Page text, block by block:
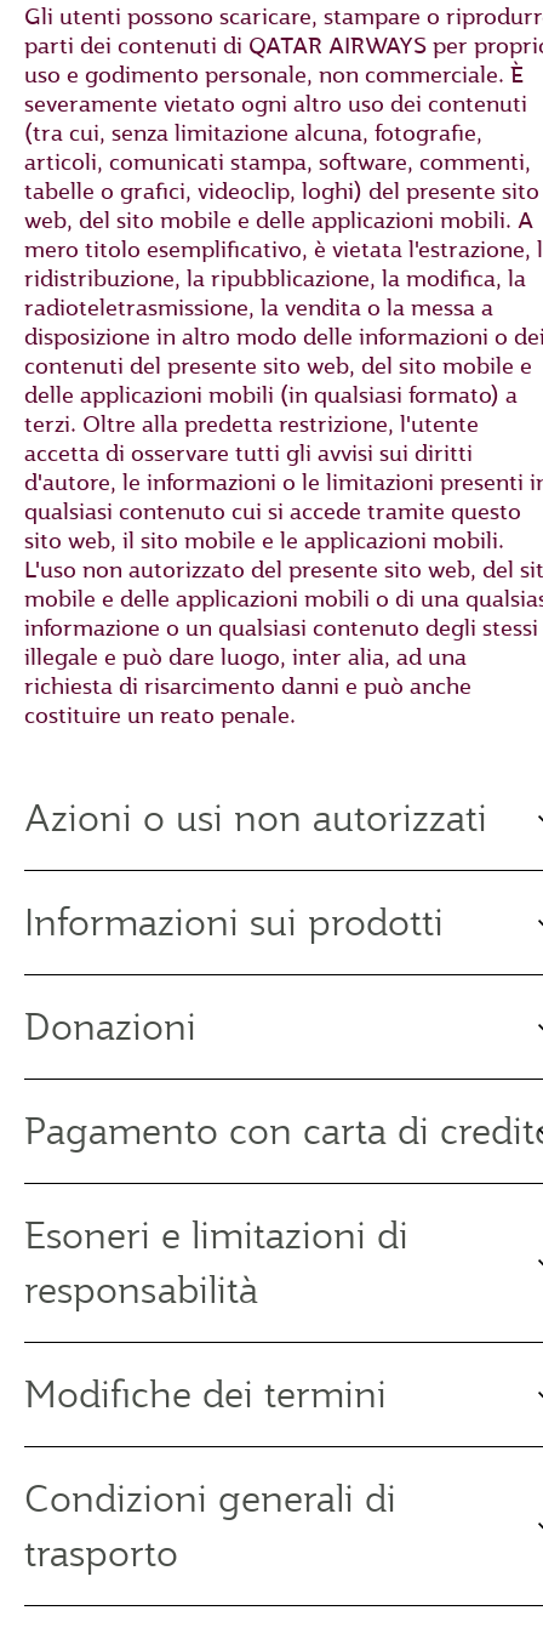
Gli utenti possono scaricare, stampare o
parti dei contenuti di QATAR AIRWAYS per
uso e godimento personale, non commerciale. È
severamente vietato ogni altro uso dei contenuti
(tra cui, senza limitazione alcuna, fotografie,
articoli, comunicati stampa, software, commenti,
tabelle o grafici, videoclip, loghi) del presente sito
web, del sito mobile e delle applicazioni mobili. A
mero titolo esemplificativo, è vietata l'estrazione,
ridistribuzione, la ripubblicazione, la modifica, la
radioteletrasmissione, la vendita o la messa a
disposizione in altro modo delle informazioni o
contenuti del presente sito web, del sito mobile e
delle applicazioni mobili (in qualsiasi formato) a
terzi. Oltre alla predetta restrizione, l'utente
accetta di osservare tutti gli avvisi sui diritti
d'autore, le informazioni o le limitazioni presenti
qualsiasi contenuto cui si accede tramite questo
sito web, il sito mobile e le applicazioni mobili.
L'uso non autorizzato del presente sito web, del
mobile e delle applicazioni mobili o di una
informazione o un qualsiasi contenuto degli stessi
illegale e può dare luogo, inter alia, ad una
richiesta di risarcimento danni e può anche
costituire un reato penale.
Azioni o usi non autorizzati
Informazioni sui prodotti
Donazioni
Pagamento con carta di
Esoneri e limitazioni di
responsabilità
Modifiche dei termini
Condizioni generali di
trasporto